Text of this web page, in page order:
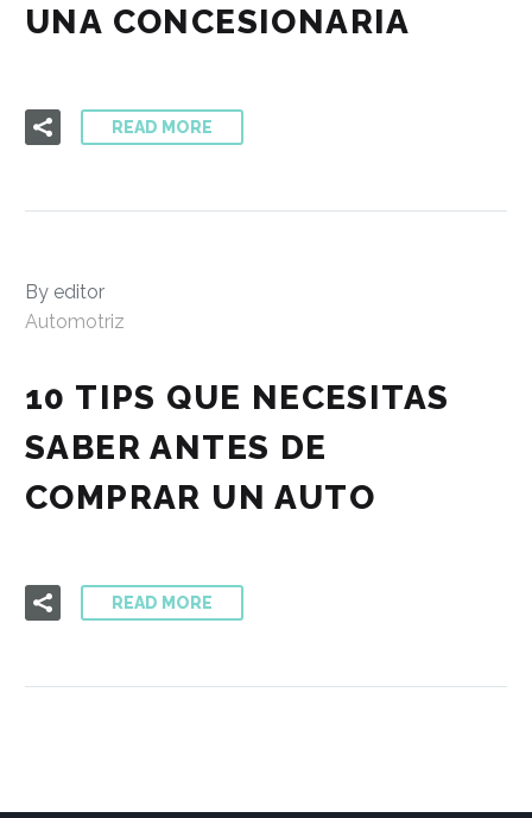
UNA CONCESIONARIA
READ MORE
By editor
Automotriz
10 TIPS QUE NECESITAS
SABER ANTES DE
COMPRAR UN AUTO
READ MORE